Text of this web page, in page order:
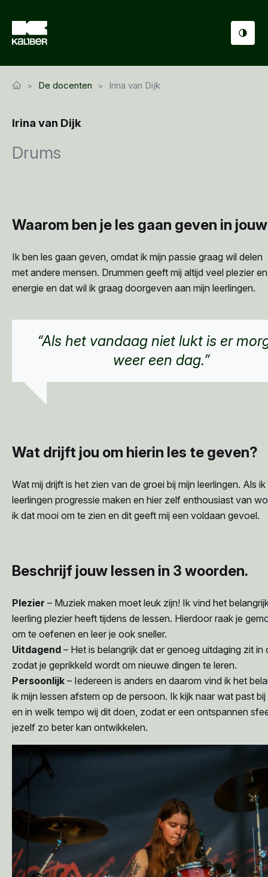
Sociaal domein
Over ons
De docenten Irina van Dijk
Irina van Dijk
Drums
Waarom ben je les gaan geven in
Ik ben les gaan geven, omdat ik mijn passie graag wil delen
met andere mensen. Drummen geeft mij altijd veel plezier en
energie en dat wil ik graag doorgeven aan mijn leerlingen.
“Als het vandaag niet lukt is er
weer een dag.”
Wat drijft jou om hierin les te geven?
Wat mij drijft is het zien van de groei bij mijn leerlingen. Als
leerlingen progressie maken en hier zelf enthousiast van
ik dat mooi om te zien en dit geeft mij een voldaan gevoel.
Beschrijf jouw lessen in 3 woorden.
Plezier – Muziek maken moet leuk zijn! Ik vind het
leerling plezier heeft tijdens de lessen. Hierdoor raak je
om te oefenen en leer je ook sneller.
Uitdagend – Het is belangrijk dat er genoeg uitdaging zit in
zodat je geprikkeld wordt om nieuwe dingen te leren.
Persoonlijk – Iedereen is anders en daarom vind ik het
ik mijn lessen afstem op de persoon. Ik kijk naar wat past bij
en in welk tempo wij dit doen, zodat er een ontspannen
jezelf zo beter kan ontwikkelen.